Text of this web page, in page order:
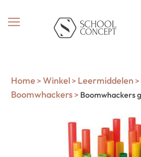
Home > Winkel > Leermiddelen >
Boomwhackers> Boomwhackers